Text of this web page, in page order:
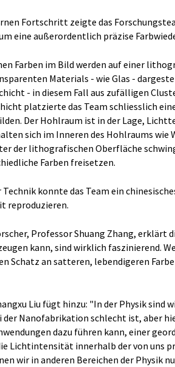
Fortschritt zeigte das
eine außerordentlich präzise
Farben im Bild werden auf einer
Materials - wie Glas -
- in diesem Fall aus zufälligen
platzierte das Team schliesslich
Der Hohlraum ist in der Lage,
sich im Inneren des Hohlraums wie
der lithografischen Oberfläche
Farben freisetzen.
konnte das Team ein
reproduzieren.
Professor Shuang Zhang, erklärt
kann, sind wirklich faszinierend.
Schatz an satteren, lebendigeren
Liu fügt hinzu: "In der Physik sind
Nanofabrikation schlecht ist, aber
dazu führen kann, einer
Lichtintensität innerhalb der von uns
wir in anderen Bereichen der Physik